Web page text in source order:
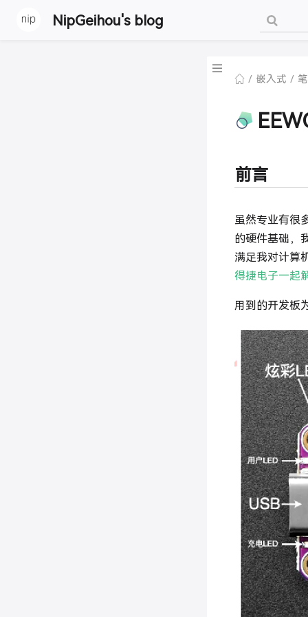
NipGeihou's blog
嵌入式
前言
虽然专业有很
的硬件基础，
满足我对计算
得捷电子一起
用到的开发板